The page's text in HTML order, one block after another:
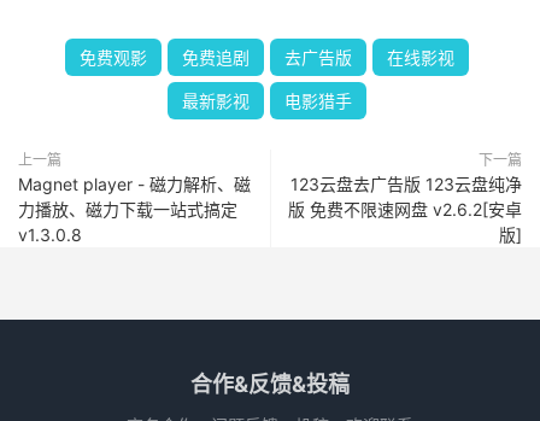
免费观影 免费追剧 去广告版 在线影视
最新影视 电影猎手
上一篇
Magnet player - 磁力解析、磁
力播放、磁力下载一站式搞定
v1.3.0.8
下一篇
123云盘去广告版 123云盘纯净
版 免费不限速网盘 v2.6.2[安卓
版]
合作&反馈&投稿